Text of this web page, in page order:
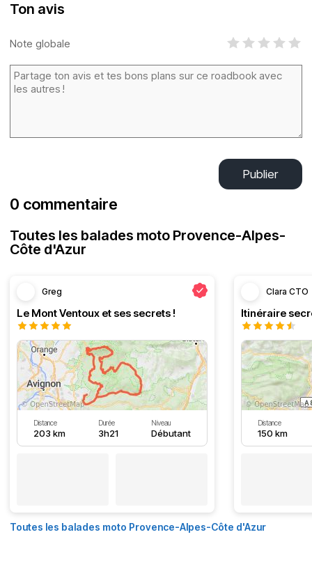
Ton avis
Note globale
Publier
0 commentaire
Toutes les balades moto Provence-Alpes-
Côte d'Azur
Greg
Le Mont Ventoux et ses secrets !
Distance
203 km
Durée
3h21
Niveau
Débutant
Clara CTO
Distance
150 km
Toutes les balades moto Provence-Alpes-Côte d'Azur